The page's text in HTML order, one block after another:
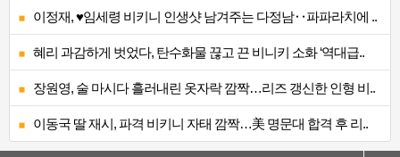
이정재, ♥임세령 비키니 인생샷 남겨주는 다정남‥파파라치에 ..
혜리 과감하게 벗었다, 탄수화물 끊고 끈 비니키 소화 ‘역대급..
장원영, 술 마시다 흘러내린 옷자락 깜짝…리즈 갱신한 인형 비..
이동국 딸 재시, 파격 비키니 자태 깜짝…美 명문대 합격 후 리..